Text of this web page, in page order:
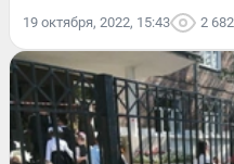
19 октября, 2022, 15:43 2 682